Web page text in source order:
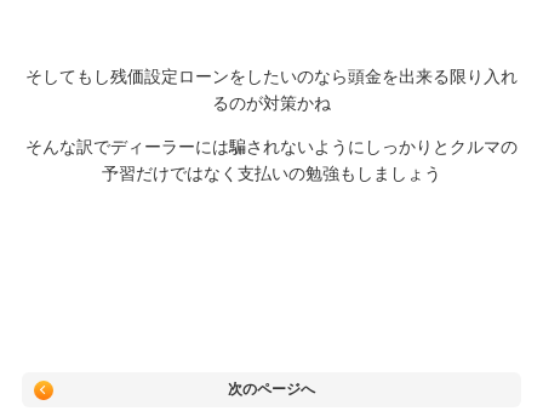
そしてもし残価設定ローンをしたいのなら頭金を出来る限り入れ
るのが対策かね
そんな訳でディーラーには騙されないようにしっかりとクルマの
予習だけではなく支払いの勉強もしましょう
次のページへ